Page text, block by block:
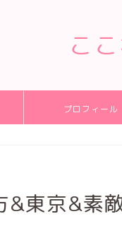
こ
プロフィール
東京&素